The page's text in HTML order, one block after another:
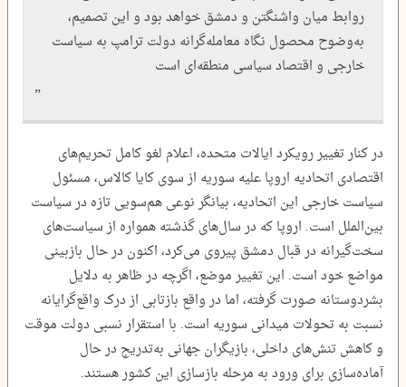
روابط میان واشنگتن و دمشق خواهد بود و این تصمیم،
به‌وضوح محصول نگاه معامله‌گرانه دولت ترامپ به سیاست
خارجی و اقتصاد سیاسی منطقه‌ای است
در کنار تغییر رویکرد ایالات متحده، اعلام لغو کامل تحریم‌های
اقتصادی اتحادیه اروپا علیه سوریه از سوی کایا کالاس، مسئول
سیاست خارجی این اتحادیه، بیانگر نوعی هم‌سویی تازه در سیاست
بین‌الملل است. اروپا که در سال‌های گذشته همواره از سیاست‌های
سخت‌گیرانه در قبال دمشق پیروی می‌کرد، اکنون در حال بازبینی
مواضع خود است. این تغییر موضع، اگرچه در ظاهر به دلایل
بشردوستانه صورت گرفته، اما در واقع بازتابی از درک واقع‌گرایانه
نسبت به تحولات میدانی سوریه است. با استقرار نسبی دولت موقت
و کاهش تنش‌های داخلی، بازیگران جهانی به‌تدریج در حال
آماده‌سازی برای ورود به مرحله بازسازی این کشور هستند.